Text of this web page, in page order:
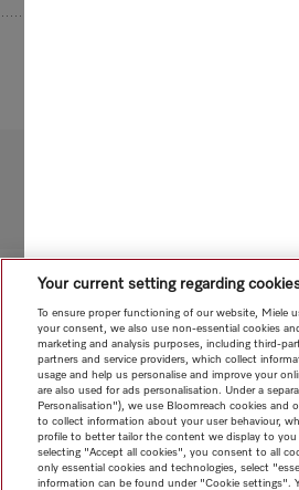
受限於技術變
請注意，香港地區目
Your current setting regarding
To ensure proper functioning of our website, Miele
your consent, we also use non-essential cookies
marketing and analysis purposes, including third-
partners and service providers, which collect
usage and help us personalise and improve your
are also used for ads personalisation. Under a
Personalisation"), we use Bloomreach cookies and
to collect information about your user behaviour,
profile to better tailor the content we display to you
selecting "Accept all cookies", you consent to all
only essential cookies and technologies, select
information can be found under "Cookie settings".